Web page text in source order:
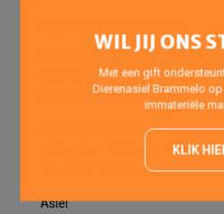
Voor het halen en brengen van
jaar geopend op onderstaande
Elke dag van de week:
’s Morgens: 10:00 uur -12:00 uur
’s Avonds : 17:00 uur -18:00 uur
Asiel
WIL JIJ ONS
Met een gift
Dierenasiel Brammelo
immateriële
KLIK